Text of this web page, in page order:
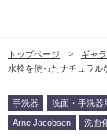
トップページ ギャ
水栓を使ったナチュラル
手洗器 洗面・手洗器
Arne Jacobsen 洗面